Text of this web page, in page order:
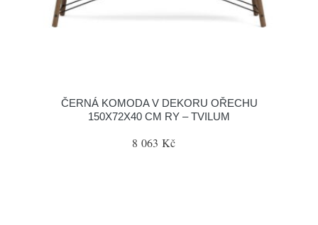
ČERNÁ KOMODA V DEKORU OŘECHU
150X72X40 CM RY – TVILUM
8 063 Kč